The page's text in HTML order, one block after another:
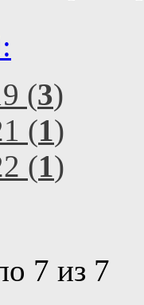
(3)
(1)
(1)
7 из 7